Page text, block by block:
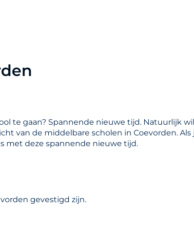
te gaan? Spannende nieuwe tijd. Natuurlijk
van de middelbare scholen in Coevorden.
met deze spannende nieuwe tijd.
gevestigd zijn.